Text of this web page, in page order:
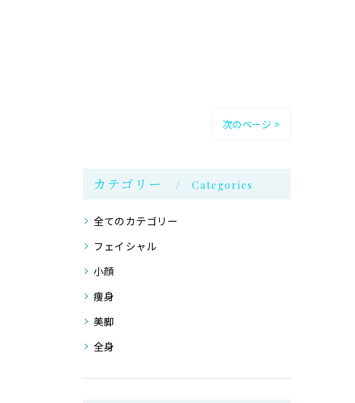
次のページ >
カテゴリー Categories
全てのカテゴリー
フェイシャル
小顔
痩身
美脚
全身